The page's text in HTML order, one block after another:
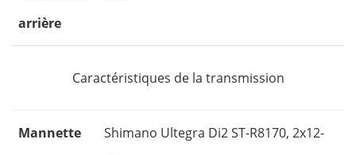
arrière
Caractéristiques de la transmission
Mannette
Shimano Ultegra Di2 ST-R8170, 2x12-